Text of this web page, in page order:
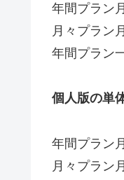
年間プラン
月々プラン
年間プラン
個人版の単
年間プラン
⽉々プラン